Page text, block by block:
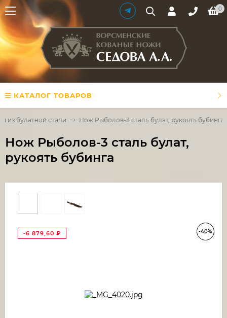
0
КАТАЛОГ ТОВАРОВ
из булатной стали Нож Рыболов-3 сталь булат, рукоять бубинга
Нож Рыболов-3 сталь булат,
рукоять бубинга
-40%
-6 879,60 ₽